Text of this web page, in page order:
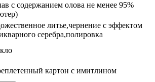
с содержанием олова не менее 95%
литье,чернение с эффектом
серебра,полировка
картон с имитлином